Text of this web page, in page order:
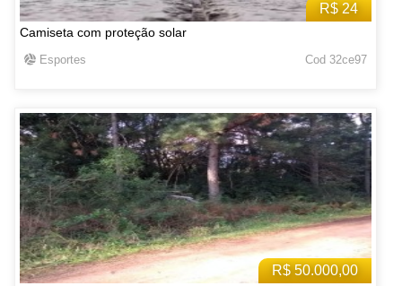
R$ 24
Camiseta com proteção solar
Esportes Cod 32ce97
R$ 50.000,00